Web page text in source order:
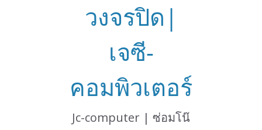
วงจรปิด|
เจซี-
คอมพิวเตอร์
Jc-computer | ซ่อมโน๊